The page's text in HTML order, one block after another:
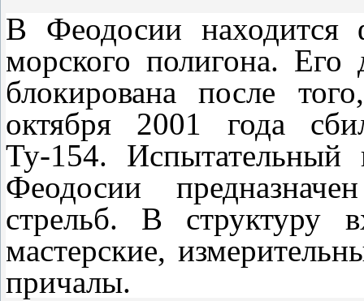
В Феодосии находится
морского полигона. Его
блокирована после
октября 2001 года
Ту-154.
Феодосии
стрельб. В структуру
мастерские,
причалы.